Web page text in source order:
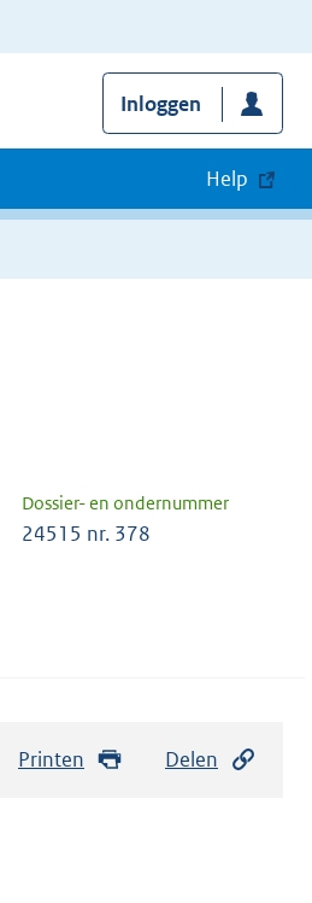
Inloggen
Help
Dossier- en ondernummer
24515 nr. 378
Printen Delen